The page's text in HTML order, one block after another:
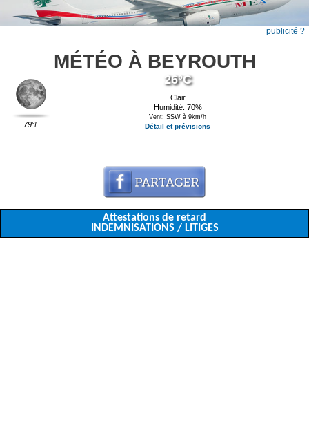
publicité ?
MÉTÉO À BEYROUTH
79°F
26°C
Clair
Humidité: 70%
Vent: SSW à 9km/h
Détail et prévisions
Attestations de retard
INDEMNISATIONS / LITIGES